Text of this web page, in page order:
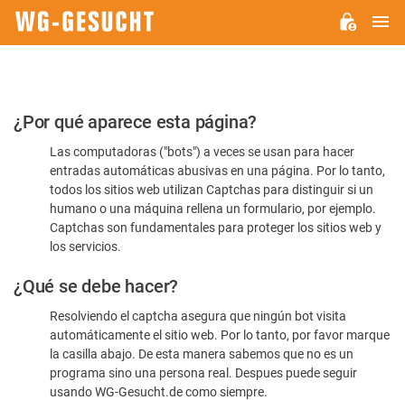
Por
favor,
confirme
humano
¿Por qué aparece esta página?
Las computadoras ("bots") a veces se usan para hacer
entradas automáticas abusivas en una página. Por lo tanto,
todos los sitios web utilizan Captchas para distinguir si un
humano o una máquina rellena un formulario, por ejemplo.
Captchas son fundamentales para proteger los sitios web y
los servicios.
¿Qué se debe hacer?
Resolviendo el captcha asegura que ningún bot visita
automáticamente el sitio web. Por lo tanto, por favor marque
la casilla abajo. De esta manera sabemos que no es un
programa sino una persona real. Despues puede seguir
usando WG-Gesucht.de como siempre.